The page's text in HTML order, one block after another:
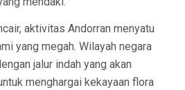
aktivitas Andorran menyatu
yang megah. Wilayah negara
jalur indah yang akan
menghargai kekayaan flora